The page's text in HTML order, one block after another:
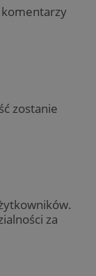
zostanie
za